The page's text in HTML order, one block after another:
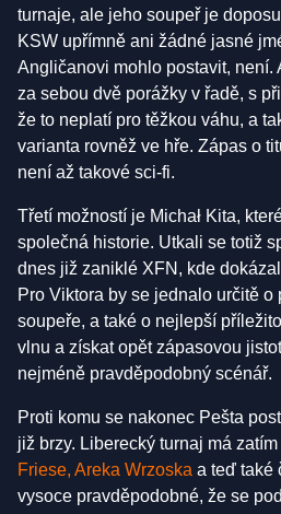
turnaje, ale jeho soupeř je
KSW upřímně ani žádné jasné
Angličanovi mohlo postavit, není.
za sebou dvě porážky v řadě, s
že to neplatí pro těžkou váhu, a
varianta rovněž ve hře. Zápas o
není až takové sci-fi.
Třetí možností je Michał Kita,
společná historie. Utkali se totiž
dnes již zaniklé XFN, kde
Pro Viktora by se jednalo určitě
soupeře, a také o nejlepší
vlnu a získat opět zápasovou
nejméně pravděpodobný scénář.
Proti komu se nakonec Pešta
již brzy. Liberecký turnaj má
Friese, Areka Wrzoska a teď také
vysoce pravděpodobné, že se